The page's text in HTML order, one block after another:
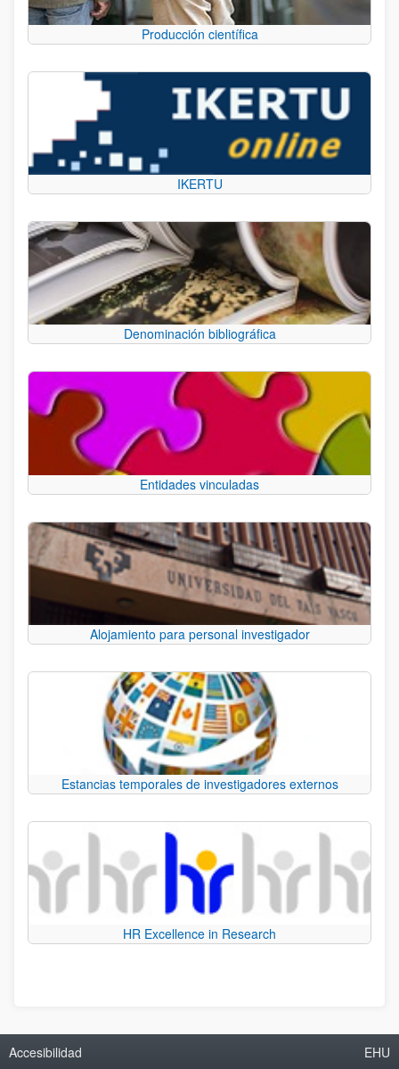
Producción científica
IKERTU
Denominación bibliográfica
Entidades vinculadas
Alojamiento para personal investigador
Estancias temporales de investigadores externos
HR Excellence in Research
Accesibilidad EHU